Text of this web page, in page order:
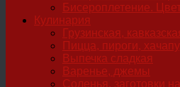
Бисероплетение.
Кулинария
Грузинская,
Пицца, пироги,
Выпечка сладкая
Варенье, джемы
Соленья, заготовки